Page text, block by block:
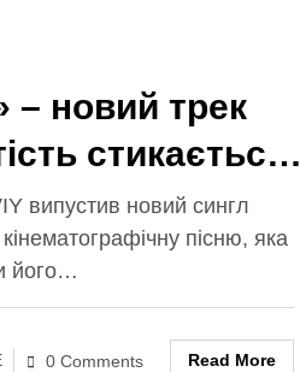
– новий трек
стикається з
– зі
випустив новий сингл
пісню, яка
його…
0 Comments Read More